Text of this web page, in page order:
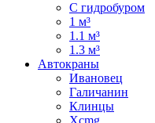
С гидробуром
1 м³
1.1 м³
1.3 м³
Автокраны
Ивановец
Галичанин
Клинцы
Xcmg